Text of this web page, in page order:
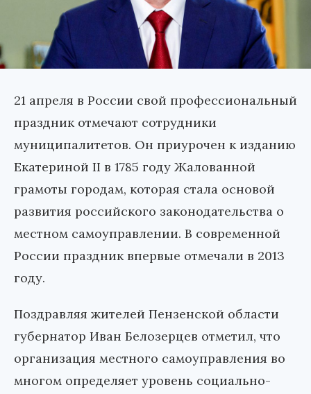
21 апреля в России свой профессиональный
праздник отмечают сотрудники
муниципалитетов. Он приурочен к изданию
Екатериной II в 1785 году Жалованной
грамоты городам, которая стала основой
развития российского законодательства о
местном самоуправлении. В современной
России праздник впервые отмечали в 2013
году.
Поздравляя жителей Пензенской области
губернатор Иван Белозерцев отметил, что
организация местного самоуправления во
многом определяет уровень социально-